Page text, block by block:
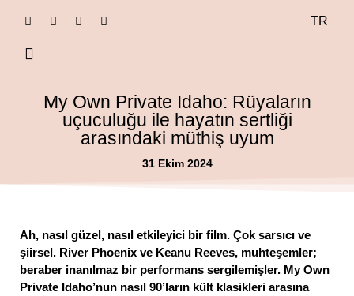
TR
My Own Private Idaho: Rüyaların
uçuculuğu ile hayatın sertliği
arasındaki müthiş uyum
31 Ekim 2024
Ah, nasıl güzel, nasıl etkileyici bir film. Çok sarsıcı ve
şiirsel. River Phoenix ve Keanu Reeves, muhteşemler;
beraber inanılmaz bir performans sergilemişler. My Own
Private Idaho’nun nasıl 90’ların kült klasikleri arasına